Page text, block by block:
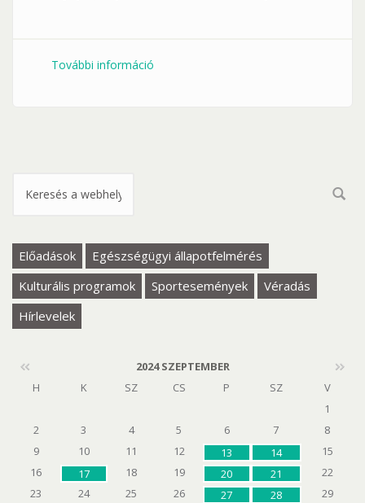
További információ
Keresés űrlap
Előadások
Egészségügyi állapotfelmérés
Kulturális programok
Sportesemények
Véradás
Hírlevelek
H K SZ CS P SZ
V
1
2
3 4 5 6 7
8
9
10 11 12 13 14
15
16
17 18 19 20 21
22
23
24 25 26 27 28
29
2024 SZEPTEMBER